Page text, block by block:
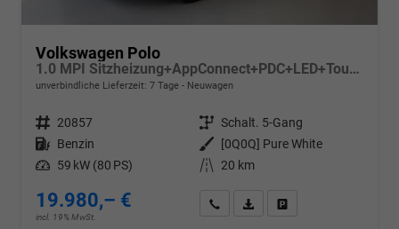
Volkswagen Polo
1.0 MPI Sitzheizung+AppConnect+PDC+LED+Touch+Lichtsensor+MultiLenkrad
unverbindliche Lieferzeit: 7 Tage Neuwagen
Fahrzeugnr. 20857 Getriebe Schalt. 5-Gang
Kraftstoff Benzin Außenfarbe
[0Q0Q] Pure White
Leistung 59 kW (80 PS) Kilometerstand 20 km
19.980,– €
incl. 19% MwSt.
Wir rufen Sie anPDF-Datei, Fahrzeugexposé